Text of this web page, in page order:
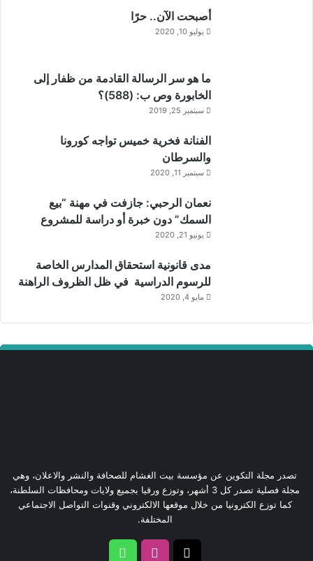
أصبحت الآن.. حرًا
يوليو 10, 2020
ما هو سر الرسالة القادمة من ظفار إلى
الخابورة وص ب: (588)؟
سبتمبر 25, 2019
الفنانة فخرية خميس تواجه كورونا
والسرطان
سبتمبر 11, 2020
نعمان الرحبي: جازفت في مهنة “بيع
السمك” دون خبرة أو دراسة للمشروع
يونيو 21, 2020
مدى قانونية استحقاق المدارس الخاصة
للرسوم الدراسية في ظل الظروف الراهنة
مايو 4, 2020
تصدر مجلة التكوين عن مؤسسة بيت الغشام للصحافة والنشر والاعلان، وهي
مجلة فصلية تصدر كل 3 أشهر، وتوزع ورقيا بجميع ولايات ومحافظات السلطنة،
كما توزع الكترونيا من خلال موقعها الالكتروني وقنوات التواصل الاجتماعي
المختلفة.
انستقرام